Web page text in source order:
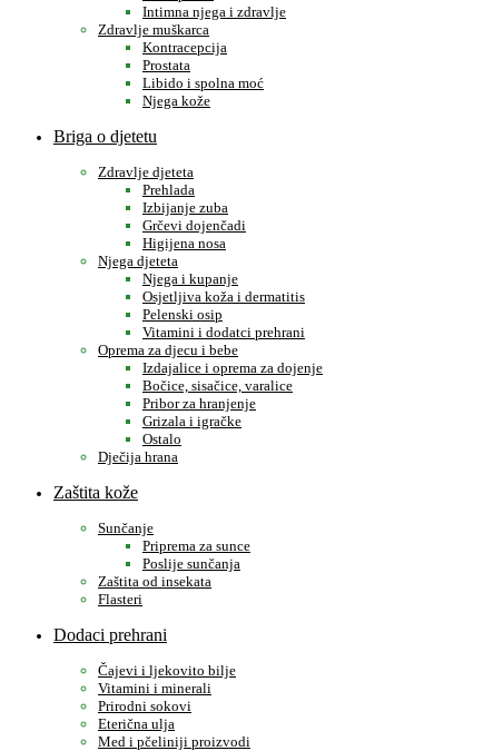
Intimna njega i zdravlje
Zdravlje muškarca
Kontracepcija
Prostata
Libido i spolna moć
Njega kože
Briga o djetetu
Zdravlje djeteta
Prehlada
Izbijanje zuba
Grčevi dojenčadi
Higijena nosa
Njega djeteta
Njega i kupanje
Osjetljiva koža i dermatitis
Pelenski osip
Vitamini i dodatci prehrani
Oprema za djecu i bebe
Izdajalice i oprema za dojenje
Bočice, sisačice, varalice
Pribor za hranjenje
Grizala i igračke
Ostalo
Dječija hrana
Zaštita kože
Sunčanje
Priprema za sunce
Poslije sunčanja
Zaštita od insekata
Flasteri
Dodaci prehrani
Čajevi i ljekovito bilje
Vitamini i minerali
Prirodni sokovi
Eterična ulja
Med i pčeliniji proizvodi